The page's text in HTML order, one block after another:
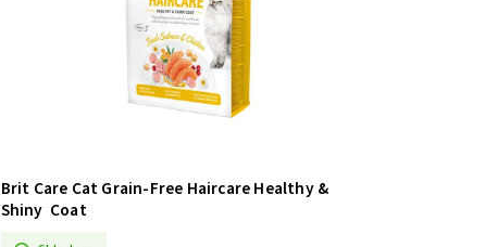
Brit Care Cat Grain-Free Haircare Healthy &
Shiny Coat